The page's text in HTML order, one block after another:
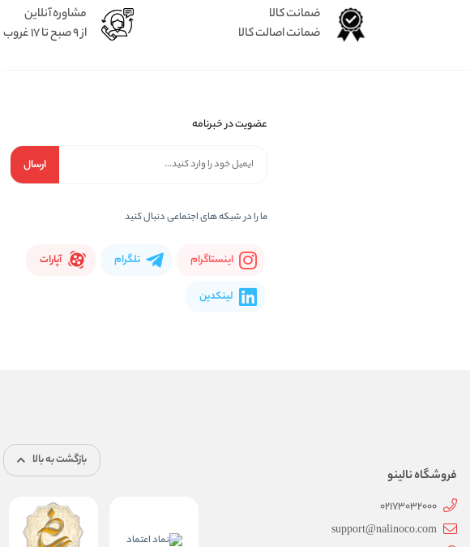
ضمانت کالا
ضمانت اصالت کالا
مشاوره آنلاین
از 9 صبح تا 17 غروب
عضویت در خبرنامه
ارسال
ما را در شبكه های اجتماعی دنبال کنید
اینستاگرام تلگرام آپارات
لینکدین
فروشگاه نالینو
02173032000
support@nalinoco.com
بازگشت به بالا